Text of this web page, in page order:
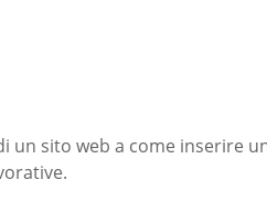
un sito web a come inserire